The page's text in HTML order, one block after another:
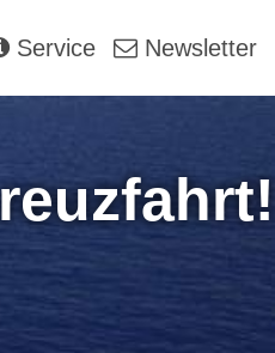
Service Newsletter